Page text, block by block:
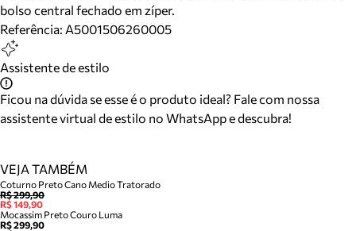
bolso central fechado em zíper.
Referência: A5001506260005
Assistente de estilo
Ficou na dúvida se esse é o produto ideal? Fale com nossa
assistente virtual de estilo no WhatsApp e descubra!
VEJA TAMBÉM
Coturno Preto Cano Medio Tratorado
R$ 299,90
R$ 149,90
Mocassim Preto Couro Luma
R$ 299,90